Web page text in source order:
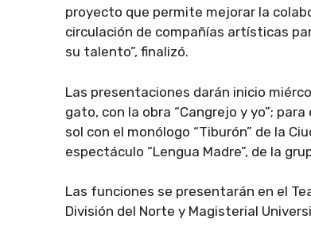
proyecto que permite mejorar la
circulación de compañías artísticas
su talento”, finalizó.
Las presentaciones darán inicio
gato, con la obra “Cangrejo y yo”;
sol con el monólogo “Tiburón” de la
espectáculo “Lengua Madre”, de la
Las funciones se presentarán en el
División del Norte y Magisterial